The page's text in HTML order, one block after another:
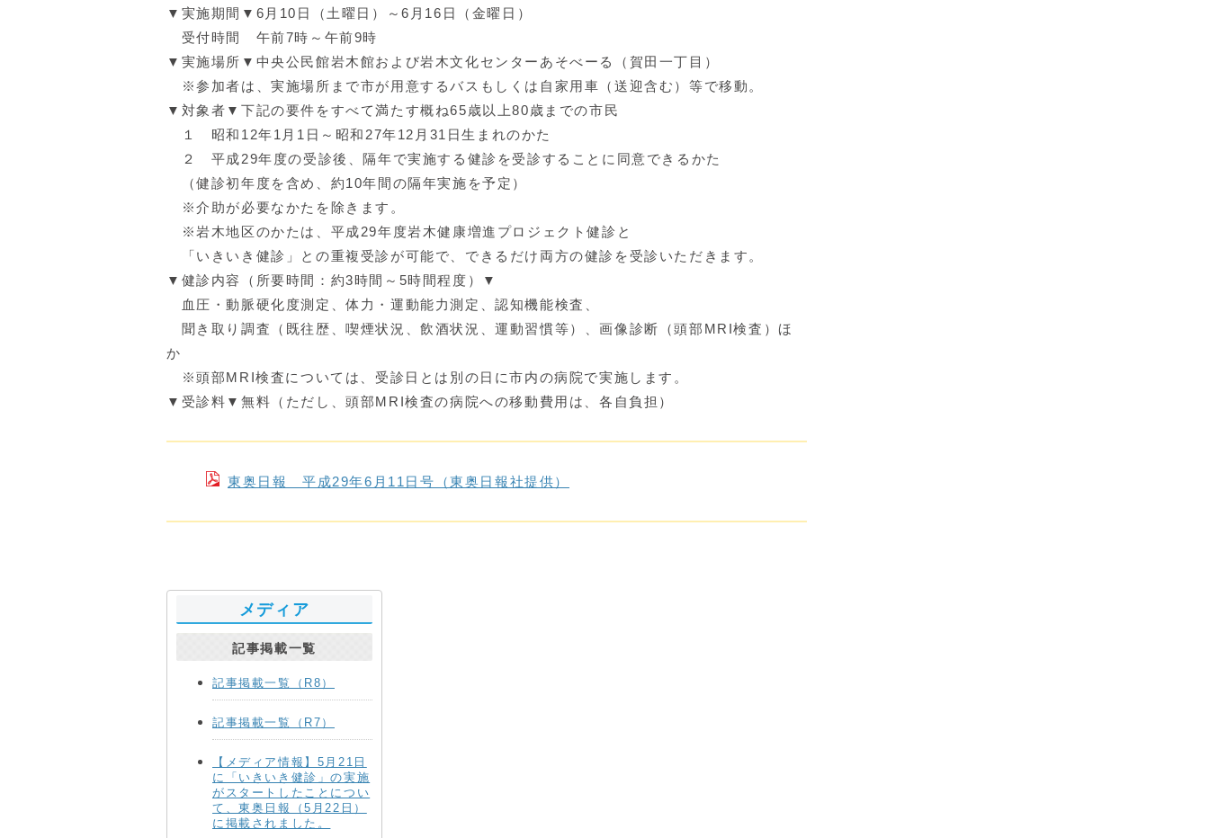
▼実施期間▼6月10日（土曜日）～6月16日（金曜日）
受付時間 午前7時～午前9時
▼実施場所▼中央公民館岩木館および岩木文化センターあそべーる（賀田一丁目）
※参加者は、実施場所まで市が用意するバスもしくは自家用車（送迎含む）等で移動。
▼対象者▼下記の要件をすべて満たす概ね65歳以上80歳までの市民
１ 昭和12年1月1日～昭和27年12月31日生まれのかた
２ 平成29年度の受診後、隔年で実施する健診を受診することに同意できるかた
（健診初年度を含め、約10年間の隔年実施を予定）
※介助が必要なかたを除きます。
※岩木地区のかたは、平成29年度岩木健康増進プロジェクト健診と
「いきいき健診」との重複受診が可能で、できるだけ両方の健診を受診いただきます。
▼健診内容（所要時間：約3時間～5時間程度）▼
血圧・動脈硬化度測定、体力・運動能力測定、認知機能検査、
聞き取り調査（既往歴、喫煙状況、飲酒状況、運動習慣等）、画像診断（頭部MRI検査）ほ
か
※頭部MRI検査については、受診日とは別の日に市内の病院で実施します。
▼受診料▼無料（ただし、頭部MRI検査の病院への移動費用は、各自負担）
東奥日報 平成29年6月11日号（東奥日報社提供）
メディア
記事掲載一覧
記事掲載一覧（R8）
記事掲載一覧（R7）
【メディア情報】5月21日
に「いきいき健診」の実施
がスタートしたことについ
て、東奥日報（5月22日）
に掲載されました。